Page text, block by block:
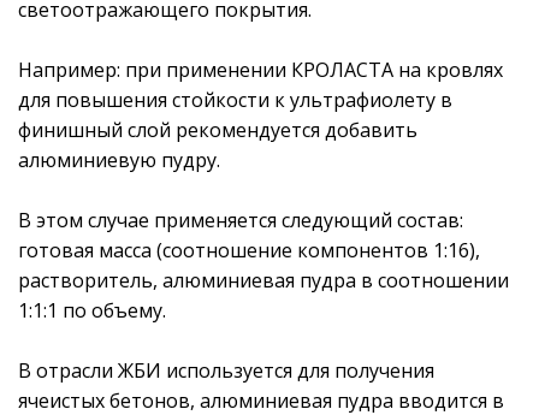
светоотражающего покрытия.
Например: при применении КРОЛАСТА на кровлях
для повышения стойкости к ультрафиолету в
финишный слой рекомендуется добавить
алюминиевую пудру.
В этом случае применяется следующий состав:
готовая масса (соотношение компонентов 1:16),
растворитель, алюминиевая пудра в соотношении
1:1:1 по объему.
В отрасли ЖБИ используется для получения
ячеистых бетонов, алюминиевая пудра вводится в